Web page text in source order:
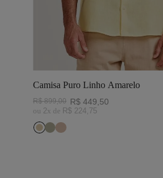
Camisa Puro Linho Amarelo
R$ 899,00 R$ 449 50
ou 2x de R$ 224 75